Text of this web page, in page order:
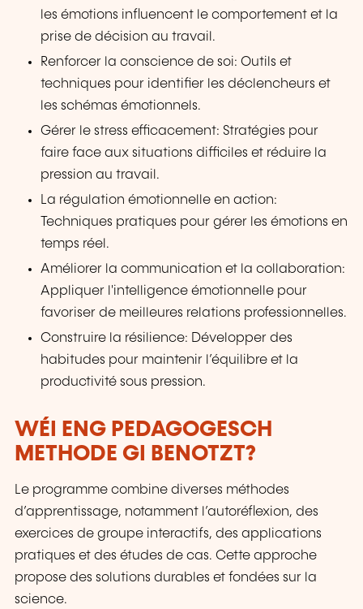
les émotions influencent le comportement et la
prise de décision au travail.
Renforcer la conscience de soi: Outils et
techniques pour identifier les déclencheurs et
les schémas émotionnels.
Gérer le stress efficacement: Stratégies pour
faire face aux situations difficiles et réduire la
pression au travail.
La régulation émotionnelle en action:
Techniques pratiques pour gérer les émotions en
temps réel.
Améliorer la communication et la collaboration:
Appliquer l'intelligence émotionnelle pour
favoriser de meilleures relations professionnelles.
Construire la résilience: Développer des
habitudes pour maintenir l’équilibre et la
productivité sous pression.
WÉI ENG PEDAGOGESCH
METHODE GI BENOTZT?
Le programme combine diverses méthodes
d’apprentissage, notamment l’autoréflexion, des
exercices de groupe interactifs, des applications
pratiques et des études de cas. Cette approche
propose des solutions durables et fondées sur la
science.